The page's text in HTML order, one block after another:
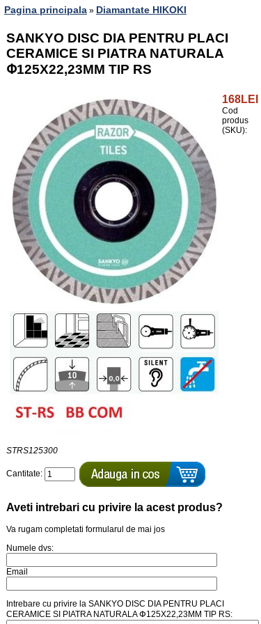
Pagina principala » Diamantate HIKOKI
SANKYO DISC DIA PENTRU PLACI
CERAMICE SI PIATRA NATURALA
Փ125X22,23MM TIP RS
168LEI
Cod
produs
(SKU):
STRS125300
Cantitate:
Aveti intrebari cu privire la acest produs?
Va rugam completati formularul de mai jos
Numele dvs:
Email
Intrebare cu privire la SANKYO DISC DIA PENTRU PLACI
CERAMICE SI PIATRA NATURALA Փ125X22,23MM TIP RS: